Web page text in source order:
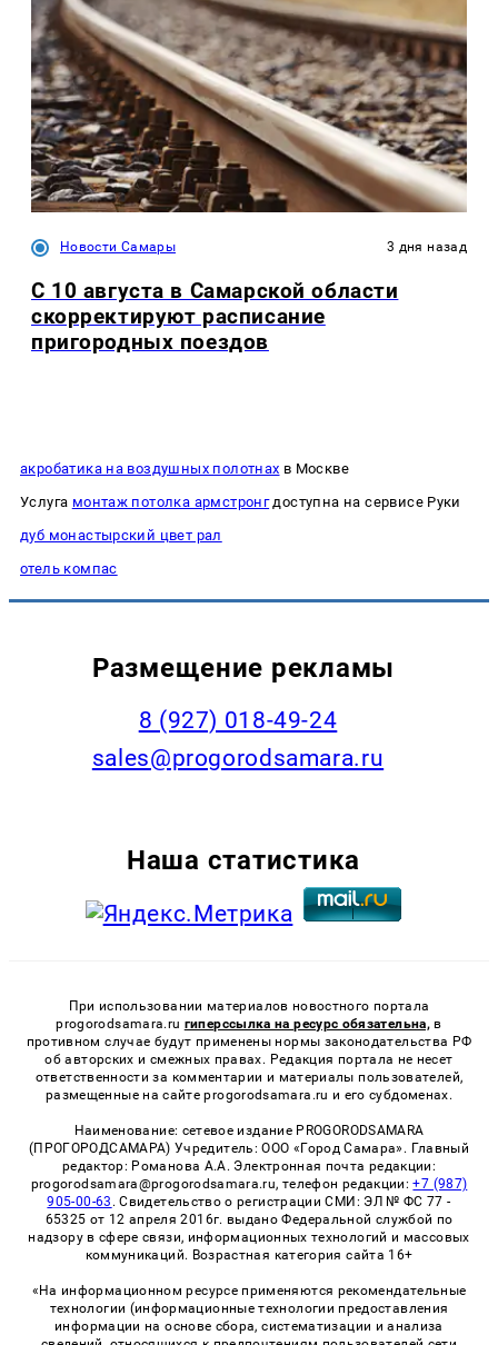
Новости Самары 3 дня назад
С 10 августа в Самарской области
скорректируют расписание
пригородных поездов
акробатика на воздушных полотнах в Москве
Услуга монтаж потолка армстронгдоступна на сервисе Руки
дуб монастырский цвет рал
отель компас
Размещение рекламы
8 (927) 018-49-24
sales@progorodsamara.ru
Наша статистика
При использовании материалов новостного портала
progorodsamara.ru гиперссылка на ресурс обязательна, в
противном случае будут применены нормы законодательства РФ
об авторских и смежных правах. Редакция портала не несет
ответственности за комментарии и материалы пользователей,
размещенные на сайте progorodsamara.ru и его субдоменах.
Наименование: сетевое издание PROGORODSAMARA
(ПРОГОРОДСАМАРА) Учредитель: ООО «Город Самара». Главный
редактор: Романова А.А. Электронная почта редакции:
progorodsamara@progorodsamara.ru, телефон редакции:+7 (987)
905-00-63 . Свидетельство о регистрации СМИ: ЭЛ № ФС 77 -
65325 от 12 апреля 2016г. выдано Федеральной службой по
надзору в сфере связи, информационных технологий и массовых
коммуникаций. Возрастная категория сайта 16+
«На информационном ресурсе применяются рекомендательные
технологии (информационные технологии предоставления
информации на основе сбора, систематизации и анализа